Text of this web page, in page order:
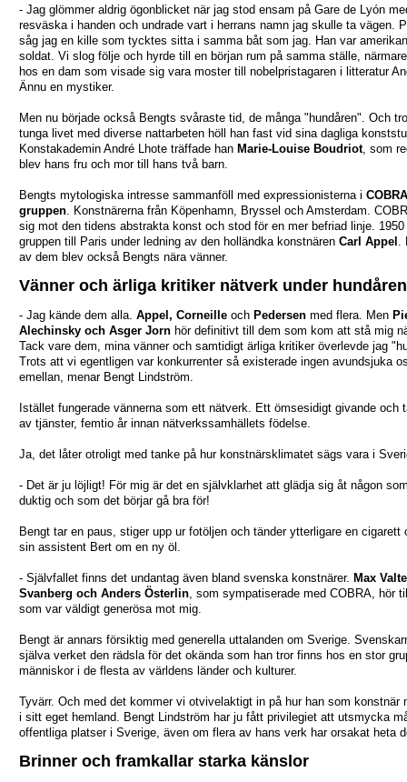
- Jag glömmer aldrig ögonblicket när jag stod ensam på Gare de Lyón
resväska i handen och undrade vart i herrans namn jag skulle ta vägen.
såg jag en kille som tycktes sitta i samma båt som jag. Han var
soldat. Vi slog följe och hyrde till en början rum på samma ställe,
hos en dam som visade sig vara moster till nobelpristagaren i litteratur
Ännu en mystiker.
Men nu började också Bengts svåraste tid, de många "hundåren". Och
tunga livet med diverse nattarbeten höll han fast vid sina dagliga
Konstakademin André Lhote träffade han Marie-Louise Boudriot, som
blev hans fru och mor till hans två barn.
Bengts mytologiska intresse sammanföll med expressionisterna i
gruppen. Konstnärerna från Köpenhamn, Bryssel och Amsterdam.
sig mot den tidens abstrakta konst och stod för en mer befriad linje.
gruppen till Paris under ledning av den holländka konstnären Carl Appel .
av dem blev också Bengts nära vänner.
Vänner och ärliga kritiker nätverk under hundåren
- Jag kände dem alla. Appel, Corneille och Pedersen med flera. Men
Alechinsky och Asger Jorn hör definitivt till dem som kom att stå mig
Tack vare dem, mina vänner och samtidigt ärliga kritiker överlevde jag
Trots att vi egentligen var konkurrenter så existerade ingen avundsjuka
emellan, menar Bengt Lindström.
Istället fungerade vännerna som ett nätverk. Ett ömsesidigt givande och
av tjänster, femtio år innan nätverkssamhällets födelse.
Ja, det låter otroligt med tanke på hur konstnärsklimatet sägs vara i
- Det är ju löjligt! För mig är det en självklarhet att glädja sig åt någon
duktig och som det börjar gå bra för!
Bengt tar en paus, stiger upp ur fotöljen och tänder ytterligare en cigarett
sin assistent Bert om en ny öl.
- Självfallet finns det undantag även bland svenska konstnärer. Max
Svanberg och Anders Österlin, som sympatiserade med COBRA, hör
som var väldigt generösa mot mig.
Bengt är annars försiktig med generella uttalanden om Sverige.
själva verket den rädsla för det okända som han tror finns hos en stor
människor i de flesta av världens länder och kulturer.
Tyvärr. Och med det kommer vi otvivelaktigt in på hur han som konstnär
i sitt eget hemland. Bengt Lindström har ju fått privilegiet att utsmycka
offentliga platser i Sverige, även om flera av hans verk har orsakat heta
Brinner och framkallar starka känslor